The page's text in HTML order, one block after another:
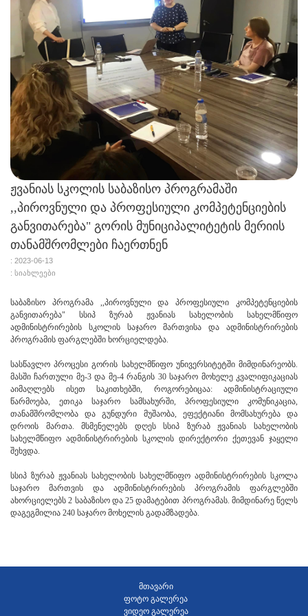
ჟვანიას სკოლის საბაზისო პროგრამაში
,,პიროვნული და პროფესიული კომპეტენციების
განვითარება" გორის მუნიციპალიტეტის მერიის
თანამშრომლები ჩაერთნენ
: 2023-06-13
: სიახლეები
საბაზისო პროგრამა ,,პიროვნული და პროფესიული კომპეტენციების
განვითარება" სსიპ ზურაბ ჟვანიას სახელობის სახელმწიფო
ადმინისტრირების სკოლის საჯარო მართვისა და ადმინისტრირების
პროგრამის ფარგლებში ხორციელდება.
სასწავლო პროცესი გორის სახელმწიფო უნივერსიტეტში მიმდინარეობს.
მასში ჩართული მე-3 და მე-4 რანგის 30 საჯარო მოხელე კვალიფიკაციას
აიმაღლებს ისეთ საკითხებში, როგორებიცაა: ადმინისტრაციული
წარმოება, ეთიკა საჯარო სამსახურში, პროფესიული კომუნიკაცია,
თანამშრომლობა და გუნდური მუშაობა, ეფექტიანი მომსახურება და
დროის მართა. მსმენელებს დღეს სსიპ ზურაბ ჟვანიას სახელობის
სახელმწიფო ადმინისტრირების სკოლის დირექტორი ქეთევან ჯაყელი
შეხვდა.
სსიპ ზურაბ ჟვანიას სახელობის სახელმწიფო ადმინისტრირების სკოლა
საჯარო მართვის და ადმინისტრირების პროგრამის ფარგლებში
ახორციელებს 2 საბაზისო და 25 დამატებით პროგრამას. მიმდინარე წელს
დაგეგმილია 240 საჯარო მოხელის გადამზადება.
მთავარი
ფოტო გალერეა
ვიდეო გალერეა